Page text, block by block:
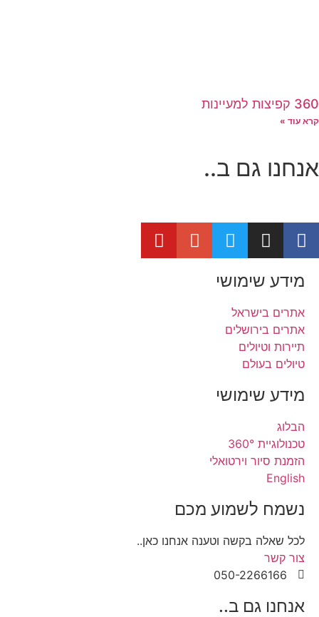
360 קפיצות למעיינות
קרא עוד »
אנחנו גם ב..
מידע שימושי
אתרים בישראל
אתרים בירושלים
תיירות וטיולים
טיולים בעולם
מידע שימושי
הבלוג
טכנולוגיית 360°
הזמנת סיור וירטואלי
English
נשמח לשמוע מכם
לכל שאלה בקשה וטענה אנחנו כאן..
צור קשר
050-2266166
אנחנו גם ב..